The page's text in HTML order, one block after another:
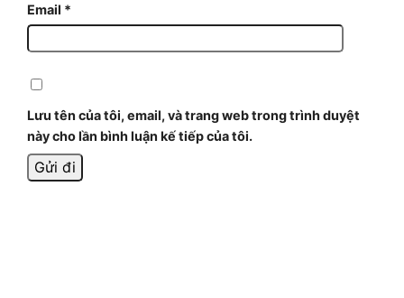
Email *
Lưu tên của tôi, email, và trang web trong trình duyệt
này cho lần bình luận kế tiếp của tôi.